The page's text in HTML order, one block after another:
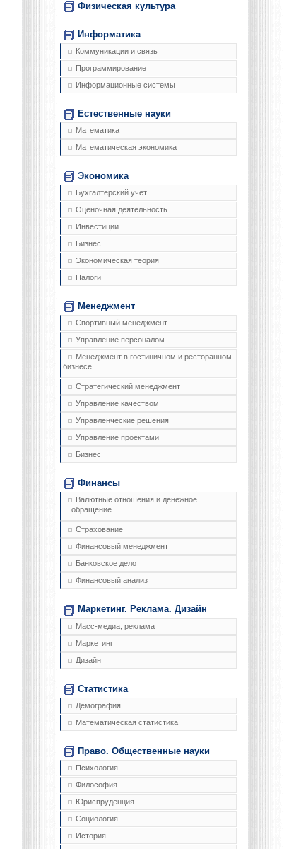
Физическая культура
Информатика
Коммуникации и связь
Программирование
Информационные системы
Естественные науки
Математика
Математическая экономика
Экономика
Бухгалтерский учет
Оценочная деятельность
Инвестиции
Бизнес
Экономическая теория
Налоги
Менеджмент
Спортивный менеджмент
Управление персоналом
Менеджмент в гостиничном и ресторанном
бизнесе
Стратегический менеджмент
Управление качеством
Управленческие решения
Управление проектами
Бизнес
Финансы
Валютные отношения и денежное
обращение
Страхование
Финансовый менеджмент
Банковское дело
Финансовый анализ
Маркетинг. Реклама. Дизайн
Масс-медиа, реклама
Маркетинг
Дизайн
Статистика
Демография
Математическая статистика
Право. Общественные науки
Психология
Философия
Юриспруденция
Социология
История